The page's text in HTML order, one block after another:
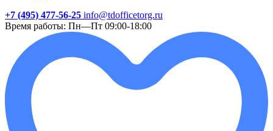
+7 (495) 477-56-25 info@tdofficetorg.ru
Время работы: Пн—Пт 09:00-18:00